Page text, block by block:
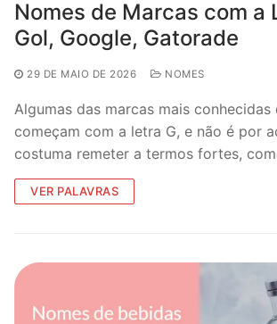
Nomes de Marcas com a
Gol, Google, Gatorade
29 DE MAIO DE 2026 NOMES
Algumas das marcas mais conhecidas
começam com a letra G, e não é por
costuma remeter a termos fortes,
VER PALAVRAS